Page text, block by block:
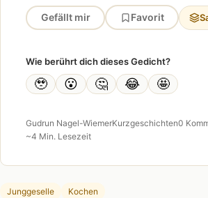
Gefällt mir Favorit
Wie berührt dich dieses Gedicht?
🥹 😮 🤔 😂 🤩
Gudrun Nagel-WiemerKurzgeschichten0
~4 Min. Lesezeit
Junggeselle Kochen